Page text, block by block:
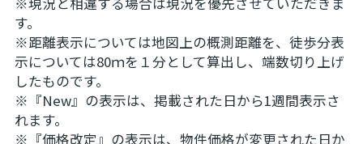
す。
※距離表示については地図上の概測距離を、徒歩分表
示については80ｍを１分として算出し、端数切り上げ
したものです。
※『New』の表示は、掲載された日から1週間表示さ
れます。
※『価格改定』の表示は、物件価格が変更された日か